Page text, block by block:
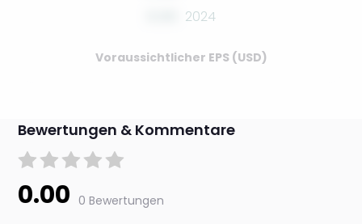
2024
Voraussichtlicher EPS (USD)
Bewertungen & Kommentare
0.00 0 Bewertungen